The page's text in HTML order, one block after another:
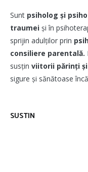
Sunt psiholog și
traumei și în
sprijin adulților prin
consiliere parentală.
susțin viitorii părinți
sigure și sănătoase
SUSTIN